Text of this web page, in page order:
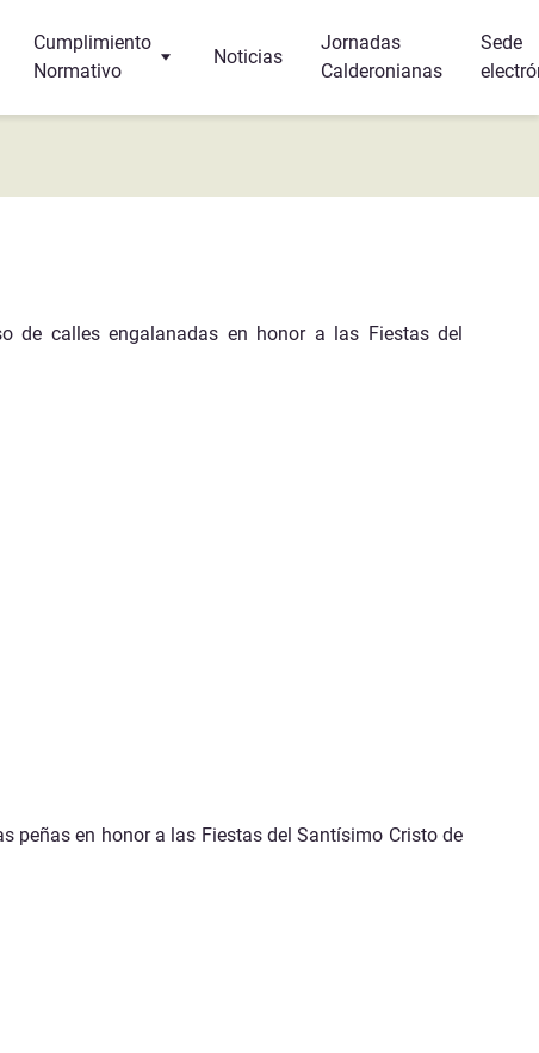
y dormir?
Cumplimiento
Normativo
Canal Interno de Información
Noticias
Jornadas
Calderonianas
Sede
de calles engalanadas en honor a las Fiestas del
peñas en honor a las Fiestas del Santísimo Cristo de